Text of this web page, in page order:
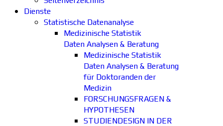
Dienste
Statistische Datenanalyse
Medizinische Statistik
Daten Analysen & Beratung
Medizinische Statistik
Daten Analysen & Beratung
für Doktoranden der
Medizin
FORSCHUNGSFRAGEN &
HYPOTHESEN
STUDIENDESIGN IN DER